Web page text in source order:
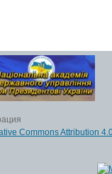
Commons Attribution